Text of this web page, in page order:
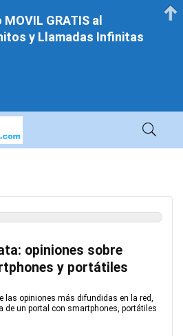
opiniones sobre
y portátiles
las opiniones más difundidas en la red,
de un portal con smartphones, portátiles
GRATIS al
y Llamadas Infinitas